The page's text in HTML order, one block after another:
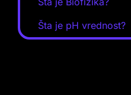
Šta je pH vrednost?